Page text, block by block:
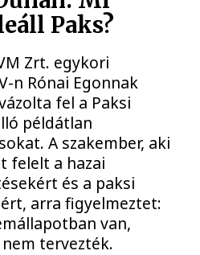
Paks?
Zrt. egykori
n Rónai Egonnak
fel a Paksi
példátlan
A szakember, aki
felelt a hazai
és a paksi
arra figyelmeztet:
van,
tervezték.